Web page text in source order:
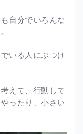
自分でいろんな
いる人にぶつけ
えて、行動して
ったり、小さい